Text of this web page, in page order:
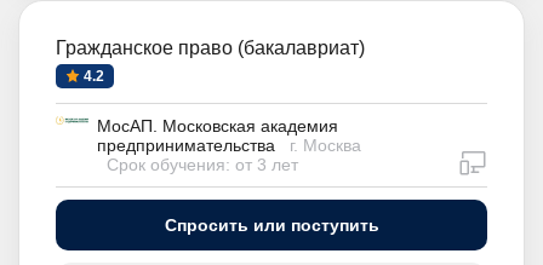
Гражданское право (бакалавриат)
4.2
МосАП. Московская академия
предпринимательства
г. Москва
Срок обучения: от 3 лет
Спросить или поступить